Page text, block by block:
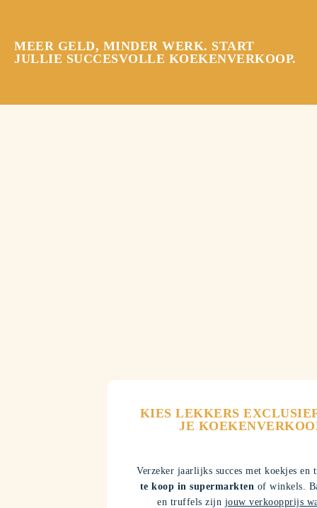
MEER GELD, MINDER WERK. START
JULLIE SUCCESVOLLE KOEKENVERKOOP.
KIES LEKKERS
JE
Verzeker jaarlijks succes met koekjes
te koop in supermarkten of winkels.
en truffels zijn jouw verkoopprijs